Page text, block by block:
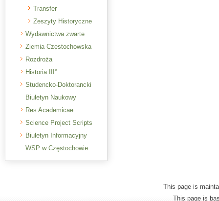
Transfer
Zeszyty Historyczne
Wydawnictwa zwarte
Ziemia Częstochowska
Rozdroża
Historia III°
Studencko-Doktorancki
Biuletyn Naukowy
Res Academicae
Science Project Scripts
Biuletyn Informacyjny
WSP w Częstochowie
This page is
This page is